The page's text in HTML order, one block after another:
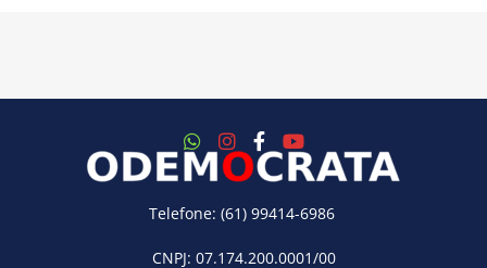
Telefone: (61) 99414-6986
CNPJ: 07.174.200.0001/00